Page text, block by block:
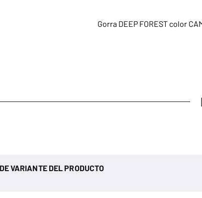
Gorra DEEP FOREST color
VARIANTE DEL PRODUCTO